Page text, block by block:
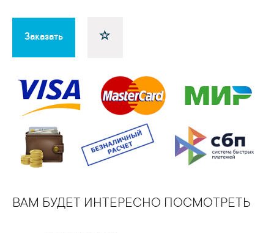
Заказать
ВАМ БУДЕТ ИНТЕРЕСНО ПОСМОТРЕТЬ